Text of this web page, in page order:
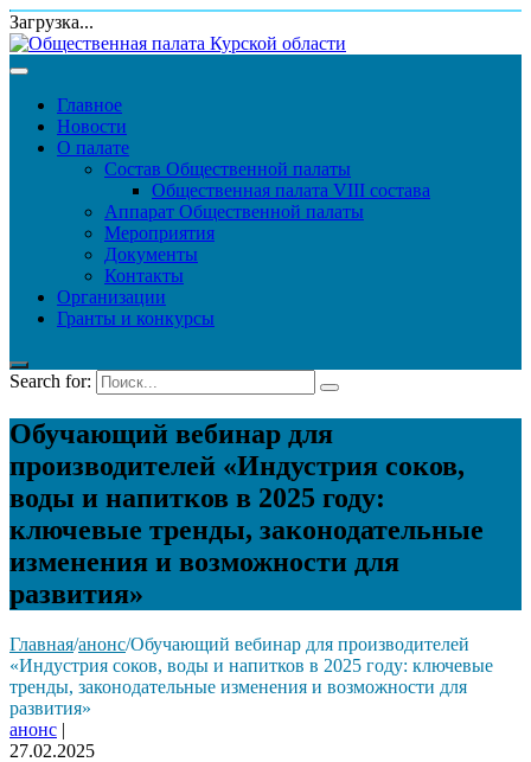
Загрузка...
Главное
Новости
О палате
Состав Общественной палаты
Общественная палата VIII состава
Аппарат Общественной палаты
Мероприятия
Документы
Контакты
Организации
Гранты и конкурсы
Search for:
Обучающий вебинар для
производителей «Индустрия соков,
воды и напитков в 2025 году:
ключевые тренды, законодательные
изменения и возможности для
развития»
Главная/анонс/Обучающий вебинар для производителей
«Индустрия соков, воды и напитков в 2025 году: ключевые
тренды, законодательные изменения и возможности для
развития»
анонс |
27.02.2025